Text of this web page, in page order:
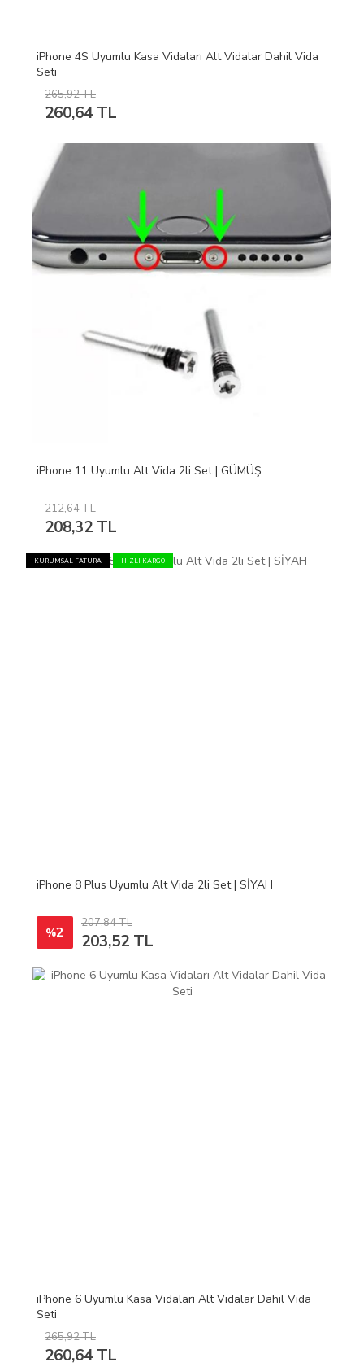
iPhone 4S Uyumlu Kasa Vidaları Alt Vidalar Dahil Vida
Seti
265,92 TL
260,64 TL
iPhone 11 Uyumlu Alt Vida 2li Set | GÜMÜŞ
212,64 TL
208,32 TL
KURUMSAL FATURA HIZLI KARGO
iPhone 8 Plus Uyumlu Alt Vida 2li Set | SİYAH
%2
207,84 TL
203,52 TL
iPhone 6 Uyumlu Kasa Vidaları Alt Vidalar Dahil Vida
Seti
265,92 TL
260,64 TL